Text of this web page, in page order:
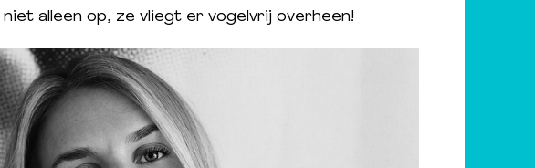
niet alleen op, ze vliegt er vogelvrij overheen!